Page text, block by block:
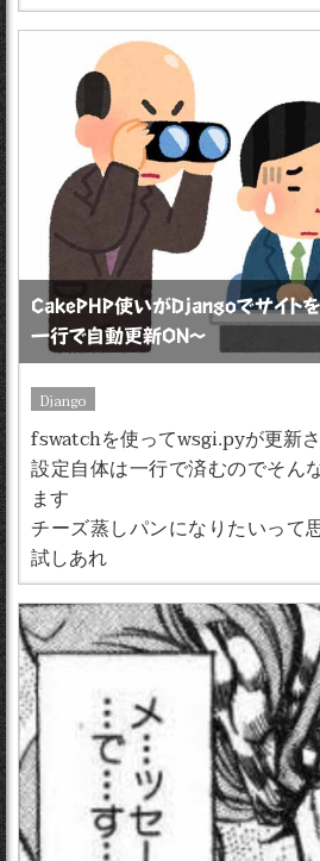
CakePHP使いがDjangoでサイト
一行で自動更新ON〜
Django
fswatchを使ってwsgi.pyが更新
設定自体は一行で済むのでそん
ます
チーズ蒸しパンになりたいって
試しあれ